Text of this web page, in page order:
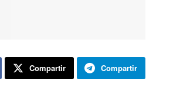
Compartir Compartir